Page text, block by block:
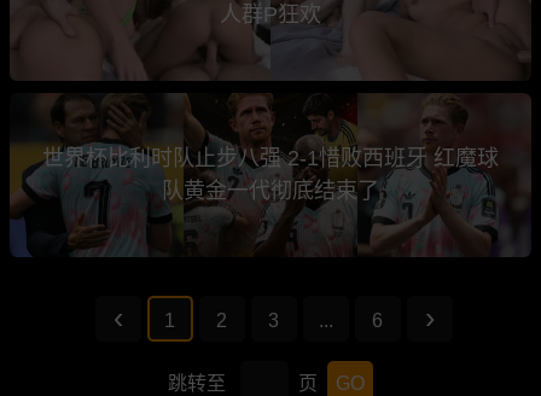
人群P狂欢
世界杯比利时队止步八强 2-1惜败西班牙 红魔球
队黄金一代彻底结束了
1 2 3 ... 6
跳转至 页 GO